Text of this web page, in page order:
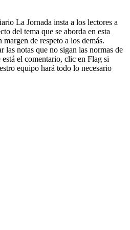
La Jornada insta a los lectores a
del tema que se aborda en esta
de respeto a los demás.
las notas que no sigan las normas de
el comentario, clic en Flag si
equipo hará todo lo necesario